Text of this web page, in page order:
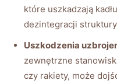
które uszkadzają
dezintegracji
Uszkodzenia
zewnętrzne
czy rakiety, może